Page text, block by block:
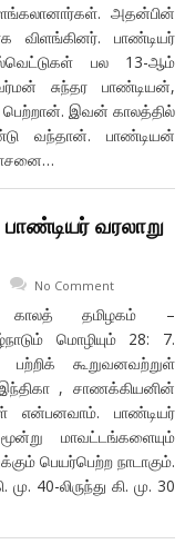
அதன்பின்
விளங்கினர். பாண்டியர்
பல 13-ஆம்
சுந்தர பாண்டியன்,
பெற்றான். இவன் காலத்தில்
வந்தான். பாண்டியன்
பாண்டியர் வரலாறு
No Comment
காலத் தமிழகம் –
மொழியும் 28: 7.
பற்றிக் கூறுவனவற்றுள்
, சாணக்கியனின்
என்பனவாம். பாண்டியர்
மாவட்டங்களையும்
பெயர்பெற்ற நாடாகும்.
40-லிருந்து கி. மு. 30